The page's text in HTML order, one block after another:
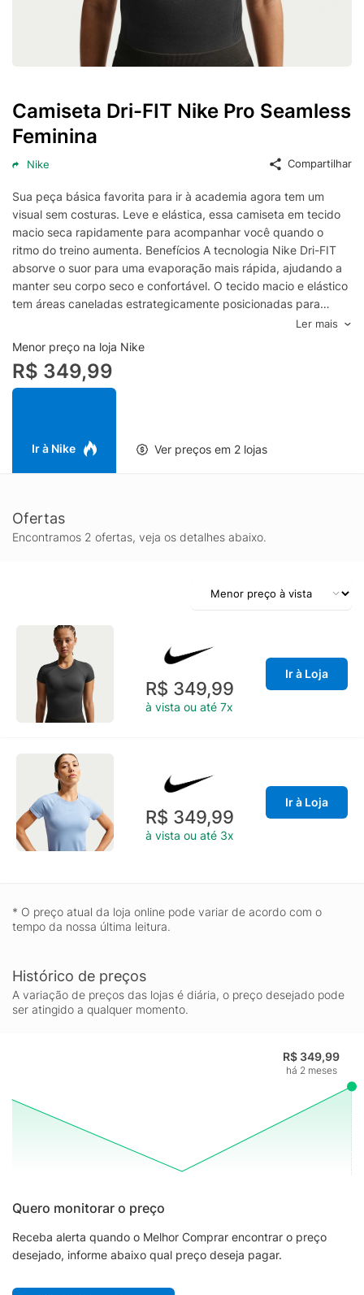
Camiseta Dri-FIT Nike Pro Seamless
Feminina
Nike Compartilhar
Sua peça básica favorita para ir à academia agora tem um
visual sem costuras. Leve e elástica, essa camiseta em tecido
macio seca rapidamente para acompanhar você quando o
ritmo do treino aumenta. Benefícios A tecnologia Nike Dri-FIT
absorve o suor para uma evaporação mais rápida, ajudando a
manter seu corpo seco e confortável. O tecido macio e elástico
tem áreas caneladas estrategicamente posicionadas para
modelar o corpo. Detalhes do produto Lavagem à máquina
Produto importado 46% poliéster, 42% poliamida e 12%
elastano
Ler mais
Menor preço na loja Nike
R$ 349,99
Ir à Nike Ver preços em 2 lojas
Ofertas
Encontramos 2 ofertas, veja os detalhes abaixo.
R$ 349,99
à vista ou até 7x
Ir à Loja
R$ 349,99
à vista ou até 3x
Ir à Loja
* O preço atual da loja online pode variar de acordo com o
tempo da nossa última leitura.
Histórico de preços
A variação de preços das lojas é diária, o preço desejado pode
ser atingido a qualquer momento.
R$ 349,99
há 2 meses
Quero monitorar o preço
Receba alerta quando o Melhor Comprar encontrar o preço
desejado, informe abaixo qual preço deseja pagar.